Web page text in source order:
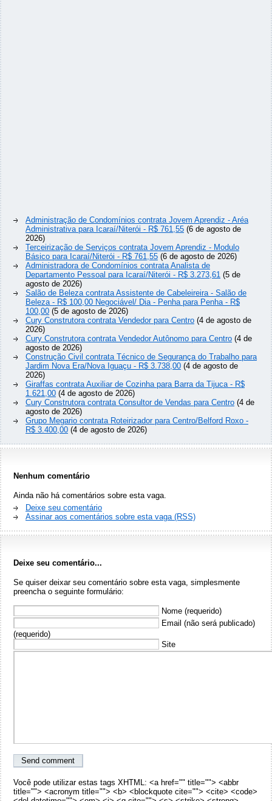
Administração de Condomínios contrata Jovem Aprendiz - Aréa
Administrativa para Icaraí/Niterói - R$ 761,55 (6 de agosto de
2026)
Terceirização de Serviços contrata Jovem Aprendiz - Modulo
Básico para Icaraí/Niterói - R$ 761,55 (6 de agosto de 2026)
Administradora de Condomínios contrata Analista de
Departamento Pessoal para Icaraí/Niterói - R$ 3.273,61 (5 de
agosto de 2026)
Salão de Beleza contrata Assistente de Cabeleireira - Salão de
Beleza - R$ 100,00 Negociável/ Dia - Penha para Penha - R$
100,00 (5 de agosto de 2026)
Cury Construtora contrata Vendedor para Centro (4 de agosto de
2026)
Cury Construtora contrata Vendedor Autônomo para Centro (4 de
agosto de 2026)
Construção Civil contrata Técnico de Segurança do Trabalho para
Jardim Nova Era/Nova Iguaçu - R$ 3.738,00 (4 de agosto de
2026)
Giraffas contrata Auxiliar de Cozinha para Barra da Tijuca - R$
1.621,00 (4 de agosto de 2026)
Cury Construtora contrata Consultor de Vendas para Centro (4 de
agosto de 2026)
Grupo Megario contrata Roteirizador para Centro/Belford Roxo -
R$ 3.400,00 (4 de agosto de 2026)
Nenhum comentário
Ainda não há comentários sobre esta vaga.
Deixe seu comentário
Assinar aos comentários sobre esta vaga (RSS)
Deixe seu comentário...
Se quiser deixar seu comentário sobre esta vaga, simplesmente
preencha o seguinte formulário:
Nome (requerido)
Email (não será publicado)
(requerido)
Site
Você pode utilizar estas tags XHTML: <a href="" title=""> <abbr
title=""> <acronym title=""> <b> <blockquote cite=""> <cite> <code>